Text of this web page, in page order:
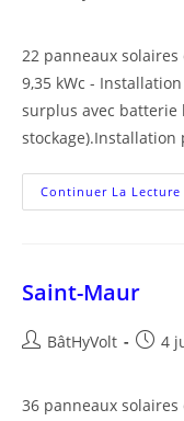
publication :
22 panneaux solaires
9,35 kWc -
surplus avec batterie
Continuer La Lecture
Saint-Maur
Auteur/autrice
publication :
BâtHyVolt 4
36 panneaux solaires